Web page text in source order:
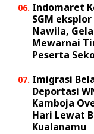
Indomaret
SGM
Nawila,
Mewarnai
Peserta
Imigrasi
Deportasi
Kamboja
Hari Lewat
Kualanamu